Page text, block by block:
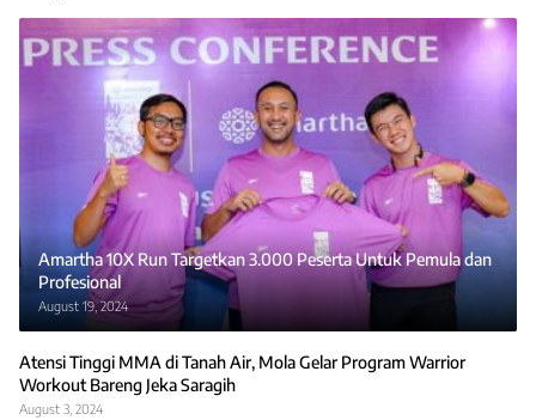
Amartha 10X Run Targetkan 3.000 Peserta Untuk Pemula dan
Profesional
August 19, 2024
Atensi Tinggi MMA di Tanah Air, Mola Gelar Program Warrior
Workout Bareng Jeka Saragih
August 3, 2024